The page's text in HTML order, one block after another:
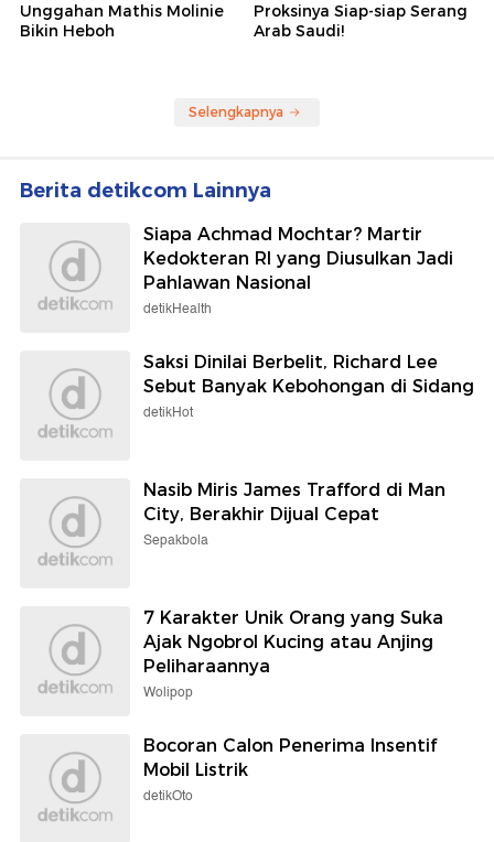
Unggahan Mathis Molinie
Bikin Heboh
Proksinya Siap-siap Serang
Arab Saudi!
Selengkapnya
Berita detikcom Lainnya
Siapa Achmad Mochtar? Martir
Kedokteran RI yang Diusulkan Jadi
Pahlawan Nasional
detikHealth
Saksi Dinilai Berbelit, Richard Lee
Sebut Banyak Kebohongan di Sidang
detikHot
Nasib Miris James Trafford di Man
City, Berakhir Dijual Cepat
Sepakbola
7 Karakter Unik Orang yang Suka
Ajak Ngobrol Kucing atau Anjing
Peliharaannya
Wolipop
Bocoran Calon Penerima Insentif
Mobil Listrik
detikOto